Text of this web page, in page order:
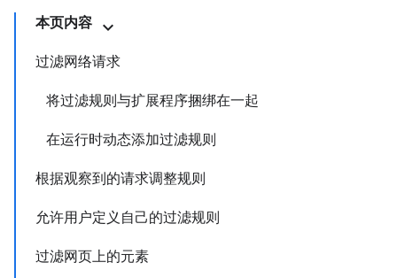
本页内容
过滤网络请求
将过滤规则与扩展程序捆绑在一起
在运行时动态添加过滤规则
根据观察到的请求调整规则
允许用户定义自己的过滤规则
过滤网页上的元素